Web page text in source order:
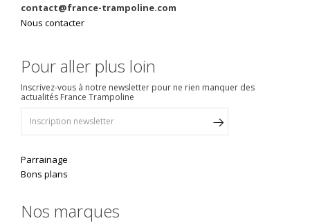
contact@france-trampoline.com
Nous contacter
Pour aller plus loin
Inscrivez-vous à notre newsletter pour ne rien manquer des
actualités France Trampoline
Parrainage
Bons plans
Nos marques